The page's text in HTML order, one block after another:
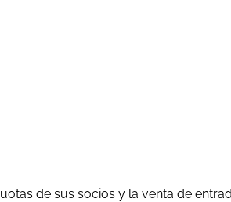
de sus socios y la venta de